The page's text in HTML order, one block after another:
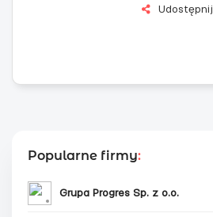
Udostępnij
Popularne firmy:
Grupa Progres Sp. z o.o.